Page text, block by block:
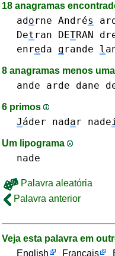
18 anagramas
adorne Andrés
Det ran DETRAN
enreda grande l
8 anagramas menos
ande arde dane
6 primos
Jáder nadar nade
Um lipograma
nade
Palavra aleatória
Palavra anterior
Veja esta palavra em
English
Français